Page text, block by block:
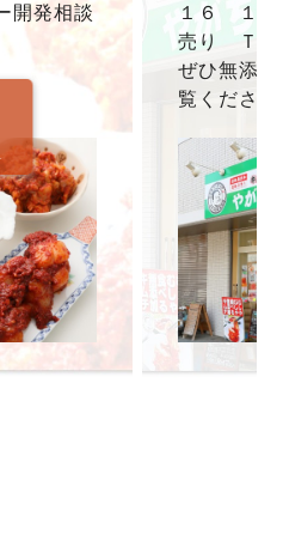
開発相談
１６ １F
売り ＴＥ
ぜひ無添
覧くださ